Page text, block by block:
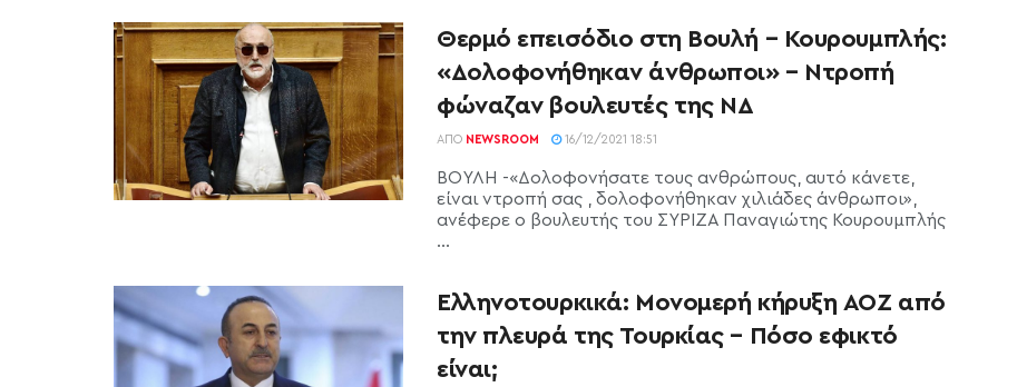
Θερμό επεισόδιο στη Βουλή – Κουρουμπλής:
«Δολοφονήθηκαν άνθρωποι» – Ντροπή
φώναζαν βουλευτές της ΝΔ
ΑΠΌ NEWSROOM 16/12/2021 18:51
ΒΟΥΛΗ -«Δολοφονήσατε τους ανθρώπους, αυτό κάνετε,
είναι ντροπή σας , δολοφονήθηκαν χιλιάδες άνθρωποι»,
ανέφερε ο βουλευτής του ΣΥΡΙΖΑ Παναγιώτης Κουρουμπλής
...
Ελληνοτουρκικά: Μονομερή κήρυξη ΑΟΖ από
την πλευρά της Τουρκίας – Πόσο εφικτό
είναι;